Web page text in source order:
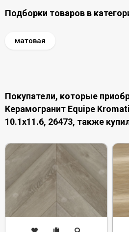
Подборки товаров в
матовая
Покупатели, которые
Керамогранит Equipe
10.1x11.6, 26473, также